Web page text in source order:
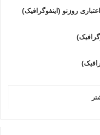
روزنو (اینفوگرافیک)